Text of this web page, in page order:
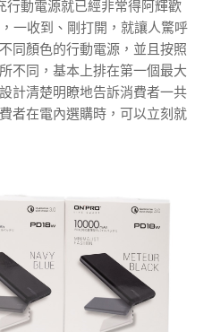
行動電源就已經非常得阿輝歡
一收到、剛打開，就讓人驚呼
同顏色的行動電源，並且按照
不同，基本上排在第一個最大
計清楚明瞭地告訴消費者一共
者在電內選購時，可以立刻就